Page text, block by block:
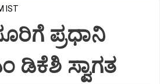
IST
ಪ್ರಧಾನಿ
ಸ್ವಾಗತ